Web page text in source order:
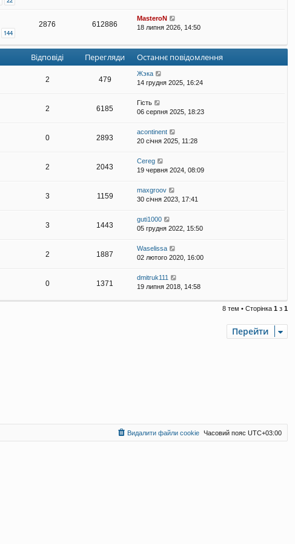
144
2876 612886
MasteroN
18 липня 2026, 14:50
Відповіді Перегляди Останнє повідомлення
2 479
Жэка
14 грудня 2025, 16:24
2 6185
Гість
06 серпня 2025, 18:23
0 2893
acontinent
20 січня 2025, 11:28
2 2043
Cereg
19 червня 2024, 08:09
3 1159
maxgroov
30 січня 2023, 17:41
3 1443
guti1000
05 грудня 2022, 15:50
2 1887
Waselissa
02 лютого 2020, 16:00
0 1371
dmitruk111
19 липня 2018, 14:58
8 тем • Сторінка 1 з 1
Перейти
Часовий пояс UTC+03:00
Видалити файли cookie